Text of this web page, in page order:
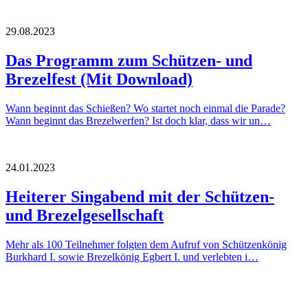
29.08.2023
Das Programm zum Schützen- und
Brezelfest (Mit Download)
Wann beginnt das Schießen? Wo startet noch einmal die Parade?
Wann beginnt das Brezelwerfen? Ist doch klar, dass wir un…
24.01.2023
Heiterer Singabend mit der Schützen-
und Brezelgesellschaft
Mehr als 100 Teilnehmer folgten dem Aufruf von Schützenkönig
Burkhard I. sowie Brezelkönig Egbert I. und verlebten i…